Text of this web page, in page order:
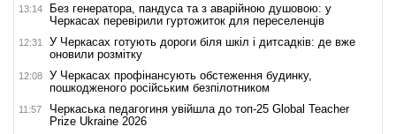
13:14
Без генератора, пандуса та з аварійною душовою: у
Черкасах перевірили гуртожиток для переселенців
12:31
У Черкасах готують дороги біля шкіл і дитсадків: де вже
оновили розмітку
12:08
У Черкасах профінансують обстеження будинку,
пошкодженого російським безпілотником
11:57
Черкаська педагогиня увійшла до топ-25 Global Teacher
Prize Ukraine 2026